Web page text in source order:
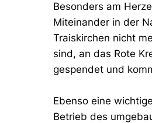
Besonders am
Miteinander in der
Traiskirchen nicht
sind, an das Rote
gespendet und
Ebenso eine
Betrieb des